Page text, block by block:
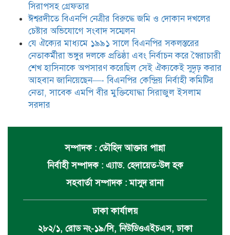
সিরাপসহ গ্রেফতার
ঈশ্বরদীতে বিএনপি নেত্রীর বিরুদ্ধে জমি ও দোকান দখলের
চেষ্টার অভিযোগে সংবাদ সম্মেলন
যে ঐক্যের মাধ্যমে ১৯৯১ সালে বিএনপির সকলস্তরের
নেতাকর্মীরা ভঙ্গুর দলকে প্রতিষ্ঠা এবং নির্বাচন করে স্বৈরাচারী
শেখ হাসিনাকে অপসারণ করেছিল সেই ঐক্যকেই সুদৃঢ় করার
আহবান জানিয়েছেন—- বিএনপির কেন্দ্রিয় নির্বাহী কমিটির
নেতা, সাবেক এমপি বীর মুক্তিযোদ্ধা সিরাজুল ইসলাম
সরদার
সম্পাদক : তৌহিদ আক্তার পান্না
নির্বাহী সম্পাদক : এ্যাড. হেদায়েত-উল হক
সহবার্তা সম্পাদক : মাসুদ রানা
ঢাকা কার্যালয়
২৮২/১, রোড নং-১৯/সি, নিউডিওএইচএস, ঢাকা